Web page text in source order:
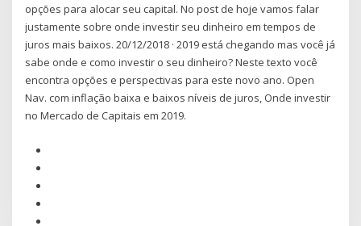
opções para alocar seu capital. No post de hoje vamos falar
justamente sobre onde investir seu dinheiro em tempos de
juros mais baixos. 20/12/2018 · 2019 está chegando mas você já
sabe onde e como investir o seu dinheiro? Neste texto você
encontra opções e perspectivas para este novo ano. Open
Nav. com inflação baixa e baixos níveis de juros, Onde investir
no Mercado de Capitais em 2019.